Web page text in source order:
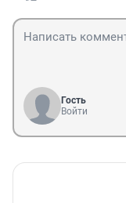
Гость
Войти